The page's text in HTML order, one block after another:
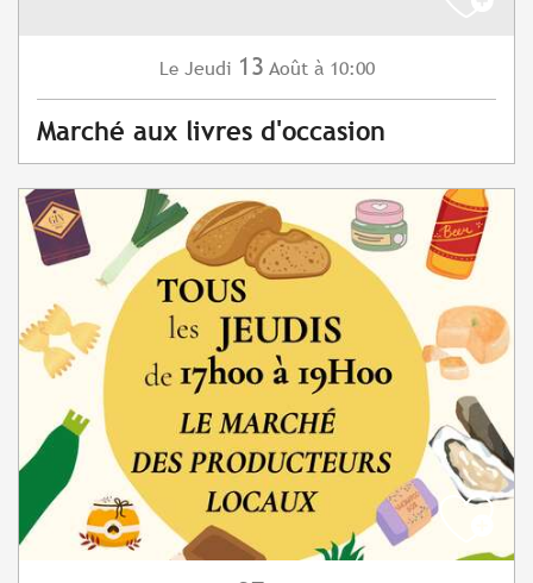
Le Jeudi 13 Août à 10:00
Marché aux livres d'occasion